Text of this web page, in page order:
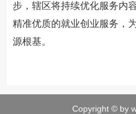
步，辖区将持续优化服务内
精准优质的就业创业服务，
源根基。
Copyright © by